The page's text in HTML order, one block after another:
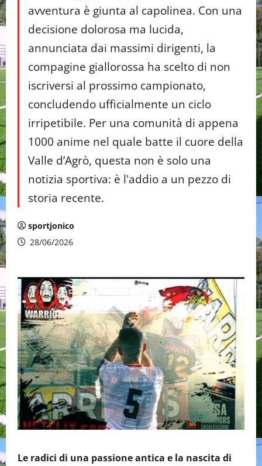
avventura è giunta al capolinea. Con una
decisione dolorosa ma lucida,
annunciata dai massimi dirigenti, la
compagine giallorossa ha scelto di non
iscriversi al prossimo campionato,
concludendo ufficialmente un ciclo
irripetibile. Per una comunità di appena
1000 anime nel quale batte il cuore della
Valle d’Agrò, questa non è solo una
notizia sportiva: è l'addio a un pezzo di
storia recente.
sportjonico
28/06/2026
Le radici di una passione antica e la nascita di